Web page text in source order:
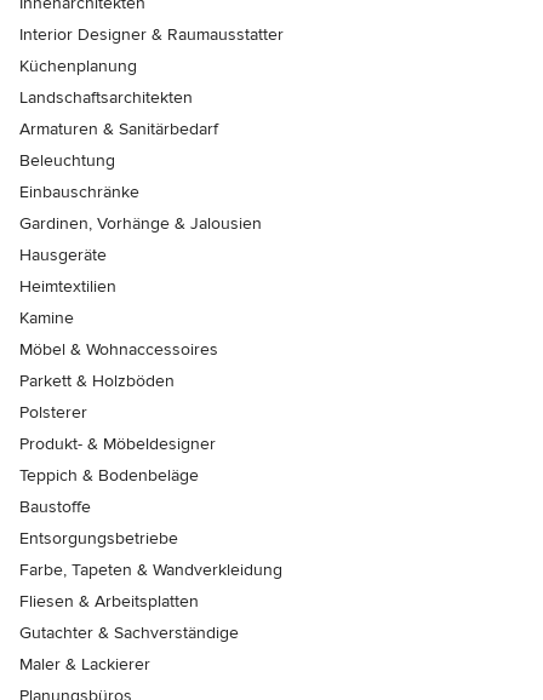
Interior Designer & Raumausstatter
Küchenplanung
Landschaftsarchitekten
Armaturen & Sanitärbedarf
Beleuchtung
Einbauschränke
Gardinen, Vorhänge & Jalousien
Hausgeräte
Heimtextilien
Kamine
Möbel & Wohnaccessoires
Parkett & Holzböden
Polsterer
Produkt- & Möbeldesigner
Teppich & Bodenbeläge
Baustoffe
Entsorgungsbetriebe
Farbe, Tapeten & Wandverkleidung
Fliesen & Arbeitsplatten
Gutachter & Sachverständige
Maler & Lackierer
Planungsbüros